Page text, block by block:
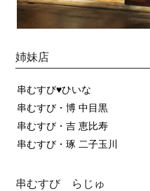
姉妹店
串むすび♥ひいな
串むすび・博 中目黒
串むすび・吉 恵比寿
串むすび・琢 二子玉川
串むすび らじゅ